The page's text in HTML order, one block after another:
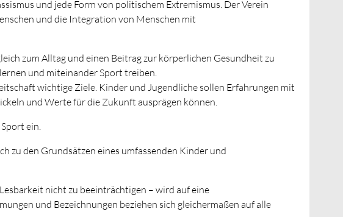
und jede Form von politischem Extremismus. Der Verein
und die Integration von Menschen mit
zum Alltag und einen Beitrag zur körperlichen Gesundheit zu
und miteinander Sport treiben.
wichtige Ziele. Kinder und Jugendliche sollen Erfahrungen mit
und Werte für die Zukunft ausprägen können.
ein.
zu den Grundsätzen eines umfassenden Kinder und
nicht zu beeinträchtigen – wird auf eine
und Bezeichnungen beziehen sich gleichermaßen auf alle